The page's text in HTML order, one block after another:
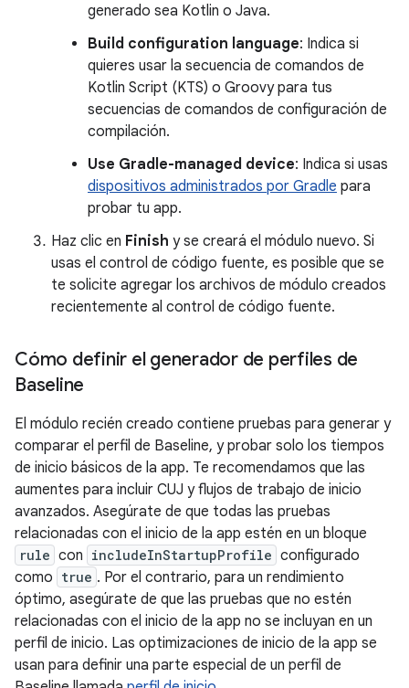
generado sea Kotlin o Java.
Build configuration language: Indica si
quieres usar la secuencia de comandos de
Kotlin Script (KTS) o Groovy para tus
secuencias de comandos de configuración de
compilación.
Use Gradle-managed device: Indica si usas
dispositivos administrados por Gradle para
probar tu app.
Haz clic en Finish y se creará el módulo nuevo. Si
usas el control de código fuente, es posible que se
te solicite agregar los archivos de módulo creados
recientemente al control de código fuente.
Cómo definir el generador de perfiles de
Baseline
El módulo recién creado contiene pruebas para generar y
comparar el perfil de Baseline, y probar solo los tiempos
de inicio básicos de la app. Te recomendamos que las
aumentes para incluir CUJ y flujos de trabajo de inicio
avanzados. Asegúrate de que todas las pruebas
relacionadas con el inicio de la app estén en un bloque
rule con includeInStartupProfile configurado
como true . Por el contrario, para un rendimiento
óptimo, asegúrate de que las pruebas que no estén
relacionadas con el inicio de la app no se incluyan en un
perfil de inicio. Las optimizaciones de inicio de la app se
usan para definir una parte especial de un perfil de